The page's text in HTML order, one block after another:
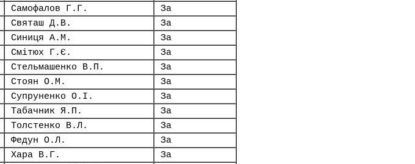
Самофалов Г.Г.
За
Святаш Д.В.
За
Синиця А.М.
За
Смітюх Г.Є.
За
Стельмашенко В.П.
За
Стоян О.М.
За
Супруненко О.І.
За
Табачник Я.П.
За
Толстенко В.Л.
За
Федун О.Л.
За
Хара В.Г.
За